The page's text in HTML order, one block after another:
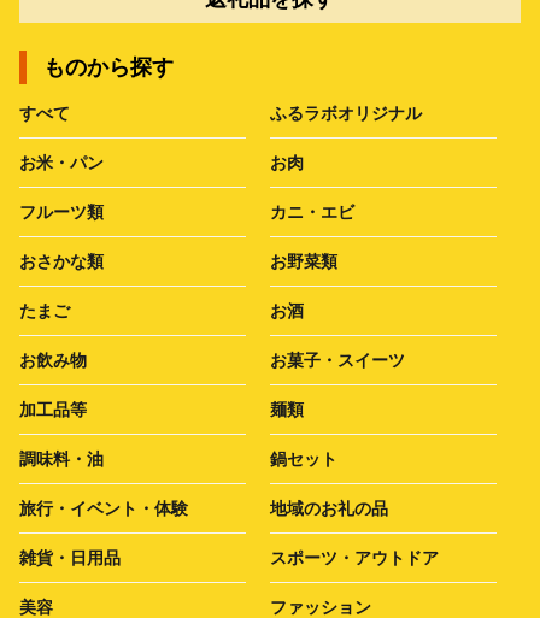
ものから探す
すべて ふるラボオリジナル
お米・パン お肉
フルーツ類 カニ・エビ
おさかな類 お野菜類
たまご お酒
お飲み物 お菓子・スイーツ
加工品等 麺類
調味料・油 鍋セット
旅行・イベント・体験 地域のお礼の品
雑貨・日用品 スポーツ・アウトドア
美容 ファッション